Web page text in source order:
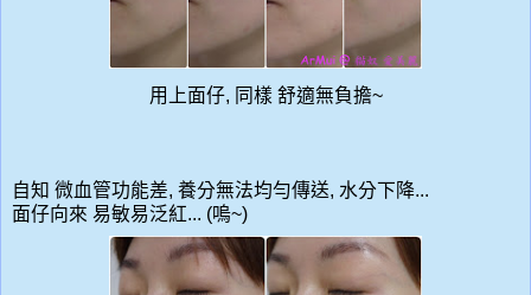
用上面仔, 同樣 舒適無負擔~
自知 微血管功能差, 養分無法均勻傳送, 水分下降...
面仔向來 易敏易泛紅... (嗚~)